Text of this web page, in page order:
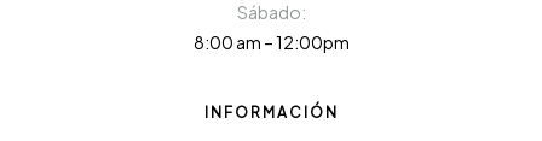
Sábado:
8:00 am – 12:00pm
INFORMACIÓN